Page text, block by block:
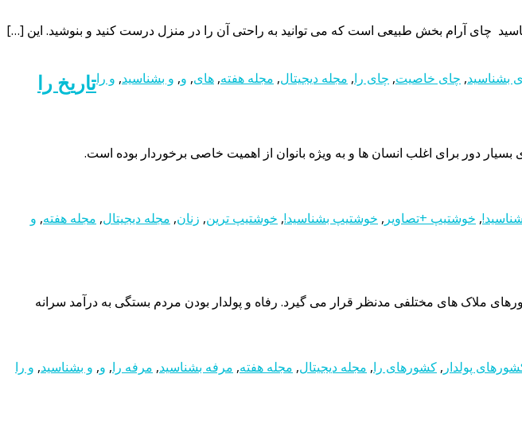
چای آرام بخش طبیعی است که می توانید به راحتی آن را در منزل درست کنید و بنوشید. این […]
بشناسید, چای خاصیت, چای را, مجله دیجیتال, مجله هفته, های, و, و بشناسید, و راتاریخ را
دور برای اغلب انسان ها و به ویژه بانوان از اهمیت خاصی برخوردار بوده است.
, خوشتیپ +تصاویر , خوشتیپ بشناسید!, خوشتیپ ترین, زنان, مجله دیجیتال, مجله هفته, و
ملاک های مختلفی مدنظر قرار می گیرد. رفاه و پولدار بودن مردم بستگی به درآمد سرانه
پولدار , کشورهای را, مجله دیجیتال, مجله هفته, مرفه بشناسید, مرفه را, و, و بشناسید, و را